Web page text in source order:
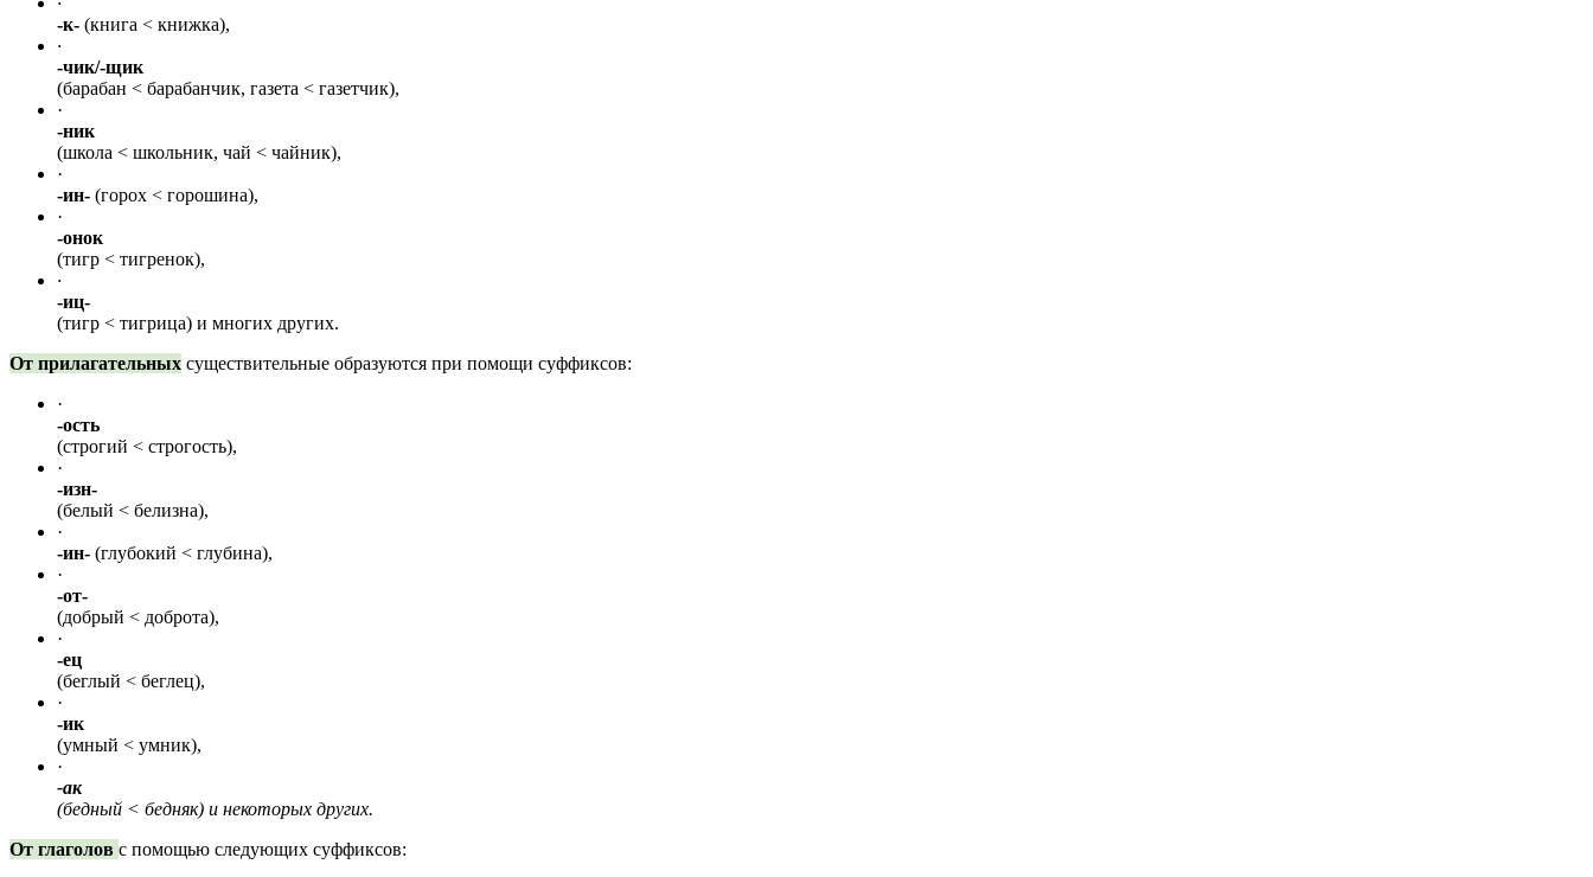
-к- (книга < книжка),
·
-чик/-щик
(барабан < барабанчик, газета < газетчик),
·
-ник
(школа < школьник, чай < чайник),
·
-ин- (горох < горошина),
·
-онок
(тигр < тигренок),
·
-иц-
(тигр < тигрица) и многих других.
От прилагательных существительные образуются при помощи суффиксов:
·
-ость
(строгий < строгость),
·
-изн-
(белый < белизна),
·
-ин- (глубокий < глубина),
·
-от-
(добрый < доброта),
·
-ец
(беглый < беглец),
·
-ик
(умный < умник),
·
-ак
(бедный < бедняк) и некоторых других.
От глаголов с помощью следующих суффиксов: